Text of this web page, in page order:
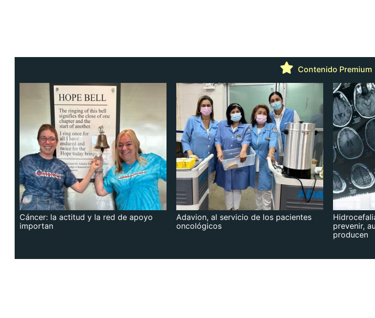
Contenido Premium
Cáncer: la actitud y la red de apoyo
importan
Adavion, al servicio de los pacientes
oncológicos
prevenir,
producen